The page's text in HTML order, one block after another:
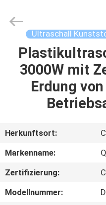
HEIM
PRODUKTE
UNS
Co.,Ltd.
Ultraschall
3000W mit
Erdung
Herkunftsort:
Markenname:
Zertifizierung:
Modellnummer: